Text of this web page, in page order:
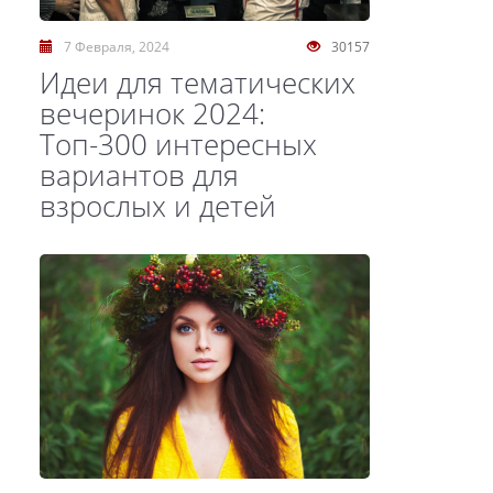
30157
7 Февраля, 2024
Идеи для тематических
вечеринок 2024:
Топ-300 интересных
вариантов для
взрослых и детей